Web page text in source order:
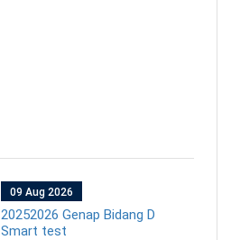
09 Aug 2026
20252026 Genap Bidang D
Smart test